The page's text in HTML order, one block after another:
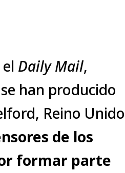
Daily Mail,
han producido
Reino
de los
formar parte